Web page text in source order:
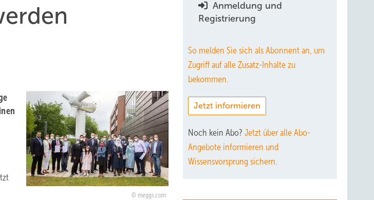
meggs.com
Anmeldung und
Registrierung
So melden Sie sich als Abonnent an, um
Zugriff auf alle Zusatz-Inhalte zu
bekommen.
Jetzt informieren
Noch kein Abo? Jetzt über alle Abo-
Angebote informieren und
Wissensvorsprung sichern.